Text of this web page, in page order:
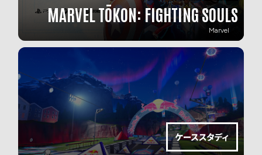
MARVEL TŌKON: FIGHTING SOULS
Marvel